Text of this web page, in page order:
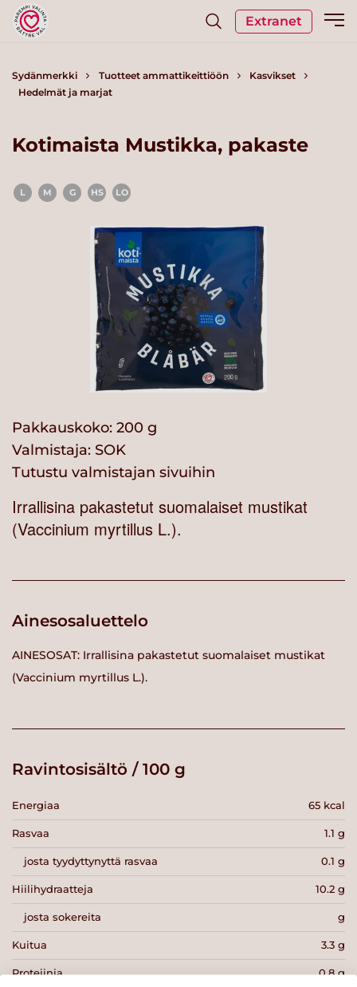
Extranet
Sydänmerkki Tuotteet ammattikeittiöön
Kasvikset
Hedelmät ja marjat
Kotimaista Mustikka, pakaste
L M G HS LO
Pakkauskoko: 200 g
Valmistaja: SOK
Tutustu valmistajan sivuihin
Irrallisina pakastetut suomalaiset mustikat
(Vaccinium myrtillus L.).
Ainesosaluettelo
AINESOSAT: Irrallisina pakastetut suomalaiset mustikat
(Vaccinium myrtillus L.).
Ravintosisältö / 100 g
Energiaa 65 kcal
Rasvaa 1.1 g
josta tyydyttynyttä rasvaa 0.1 g
Hiilihydraatteja 10.2 g
josta sokereita g
Kuitua 3.3 g
Proteiinia 0.8 g